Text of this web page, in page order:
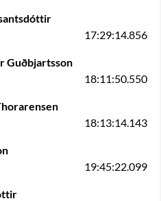
17:29:14.856
Guðbjartsson
18:11:50.550
18:13:14.143
19:45:22.099